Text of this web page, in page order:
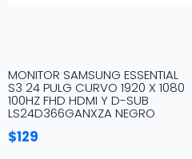
MONITOR SAMSUNG ESSENTIAL
S3 24 PULG CURVO 1920 X 1080
100HZ FHD HDMI Y D-SUB
LS24D366GANXZA NEGRO
$129